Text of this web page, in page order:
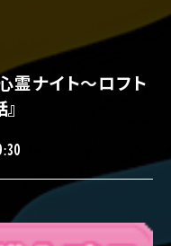
霊ナイト～ロフト